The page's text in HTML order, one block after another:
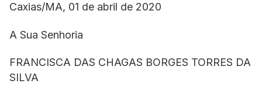
Caxias/MA, 01 de abril de 2020
A Sua Senhoria
FRANCISCA DAS CHAGAS BORGES TORRES DA
SILVA